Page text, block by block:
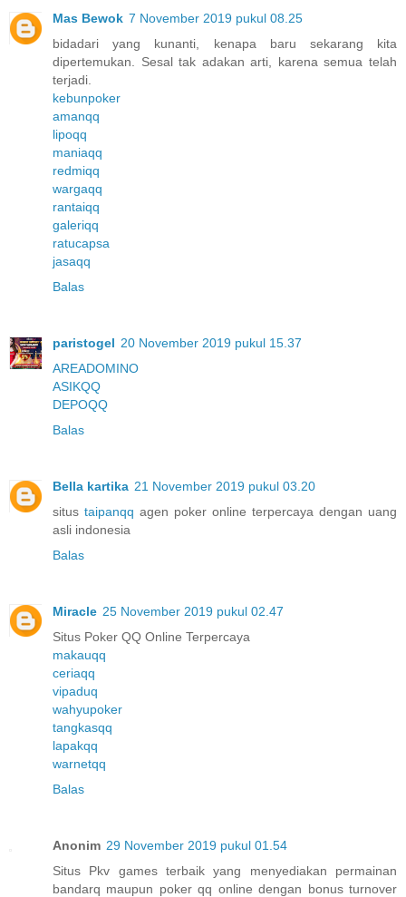
Mas Bewok 7 November 2019 pukul 08.25
bidadari yang kunanti, kenapa baru sekarang kita
dipertemukan. Sesal tak adakan arti, karena semua telah
terjadi.
kebunpoker
amanqq
lipoqq
maniaqq
redmiqq
wargaqq
rantaiqq
galeriqq
ratucapsa
jasaqq
Balas
paristogel 20 November 2019 pukul 15.37
AREADOMINO
ASIKQQ
DEPOQQ
Balas
Bella kartika 21 November 2019 pukul 03.20
situs taipanqq agen poker online terpercaya dengan uang
asli indonesia
Balas
Miracle 25 November 2019 pukul 02.47
Situs Poker QQ Online Terpercaya
makauqq
ceriaqq
vipaduq
wahyupoker
tangkasqq
lapakqq
warnetqq
Balas
Anonim 29 November 2019 pukul 01.54
Situs Pkv games terbaik yang menyediakan permainan
bandarq maupun poker qq online dengan bonus turnover